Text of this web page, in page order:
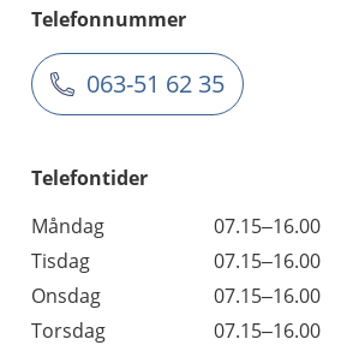
Telefonnummer
063-51 62 35
Telefontider
Måndag
07.15–16.00
Tisdag
07.15–16.00
Onsdag
07.15–16.00
Torsdag
07.15–16.00